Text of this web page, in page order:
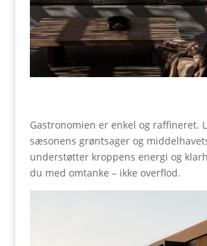
Gastronomien er enkel og raffineret.
sæsonens grøntsager og
understøtter kroppens energi og
du med omtanke – ikke overflod.